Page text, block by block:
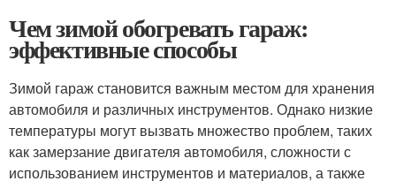
Чем зимой обогревать гараж:
эффективные способы
Зимой гараж становится важным местом для хранения
автомобиля и различных инструментов. Однако низкие
температуры могут вызвать множество проблем, таких
как замерзание двигателя автомобиля, сложности с
использованием инструментов и материалов, а также